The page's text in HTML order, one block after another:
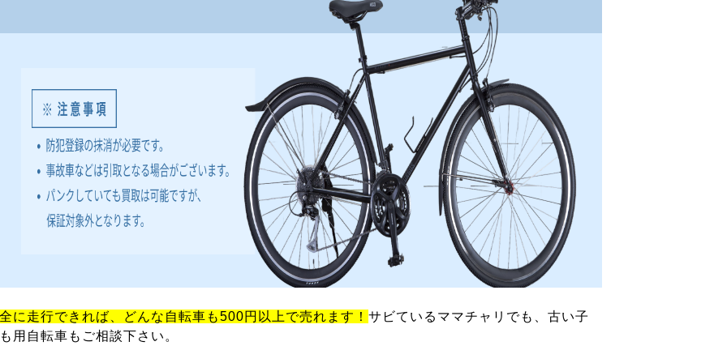
に走行できれば、どんな自転車も500円以上で売れます！ サビているママチャリでも、古い子
用自転車もご相談下さい。